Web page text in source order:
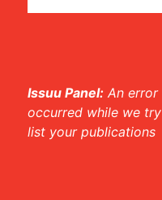
Issuu Panel: An error
occurred while we try
list your publications